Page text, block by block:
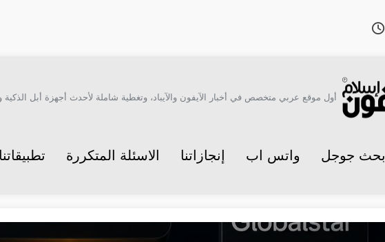
أول موقع عربي متخصص في أخبار الآيفون والآيباد، وتغطية شاملة لأحدث أجهزة أبل الذكية
بحث جوجل واتس اب إنجازاتنا الاسئلة المتكررة تطبيقاتنا